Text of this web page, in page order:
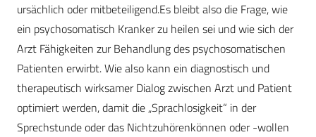
ursächlich oder mitbeteiligend.Es bleibt also die Frage, wie
ein psychosomatisch Kranker zu heilen sei und wie sich der
Arzt Fähigkeiten zur Behandlung des psychosomatischen
Patienten erwirbt. Wie also kann ein diagnostisch und
therapeutisch wirksamer Dialog zwischen Arzt und Patient
optimiert werden, damit die „Sprachlosigkeit“ in der
Sprechstunde oder das Nichtzuhörenkönnen oder -wollen